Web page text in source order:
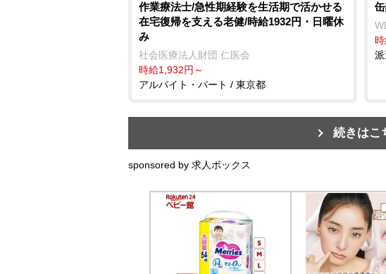
作業療法士/急性期経験を生活期で活かせる
在宅復帰を支える老健/時給1932円・日曜休
み
社会医療法人財団 仁医会
時給1,932円～
アルバイト・パート / 東京都
続きはこ
sponsored by 求人ボックス